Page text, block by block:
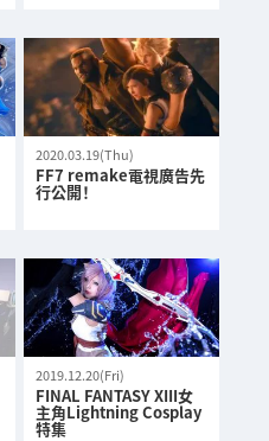
2020.03.19(Thu)
FF7 remake電視廣告先
行公開！
2019.12.20(Fri)
FINAL FANTASY XIII女
主角Lightning Cosplay
特集